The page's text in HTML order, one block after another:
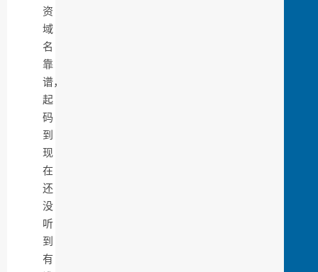
资
域
名
靠
谱，
起
码
到
现
在
还
没
听
到
有